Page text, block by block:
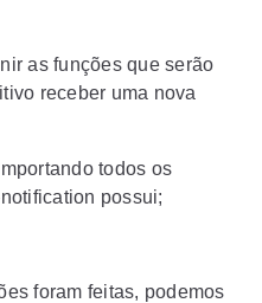
as funções que serão
receber uma nova
todos os
possui;
foram feitas, podemos